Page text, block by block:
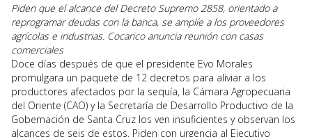
Piden que el alcance del Decreto Supremo 2858, orientado a
reprogramar deudas con la banca, se amplíe a los proveedores
agrícolas e industrias. Cocarico anuncia reunión con casas
comerciales
Doce días después de que el presidente Evo Morales
promulgara un paquete de 12 decretos para aliviar a los
productores afectados por la sequía, la Cámara Agropecuaria
del Oriente (CAO) y la Secretaría de Desarrollo Productivo de la
Gobernación de Santa Cruz los ven insuficientes y observan los
alcances de seis de estos. Piden con urgencia al Ejecutivo